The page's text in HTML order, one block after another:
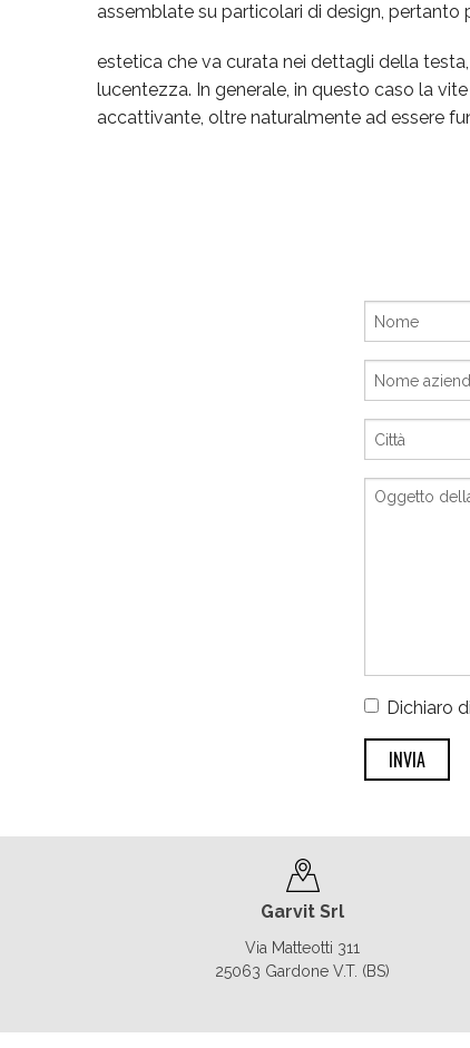
assemblate su particolari di design, pertanto
estetica che va curata nei dettagli della
lucentezza. In generale, in questo caso la
accattivante, oltre naturalmente ad essere
Dichiaro
Garvit Srl
Via Matteotti 311
25063 Gardone V.T. (BS)